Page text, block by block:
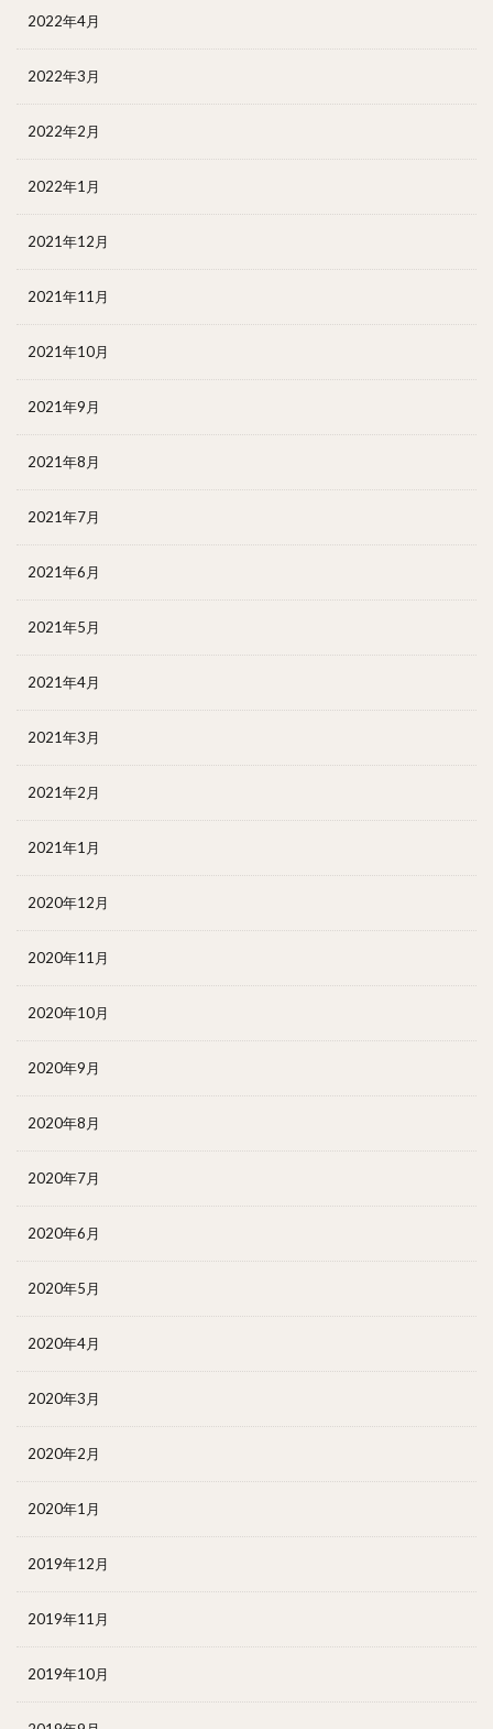
2022年4月
2022年3月
2022年2月
2022年1月
2021年12月
2021年11月
2021年10月
2021年9月
2021年8月
2021年7月
2021年6月
2021年5月
2021年4月
2021年3月
2021年2月
2021年1月
2020年12月
2020年11月
2020年10月
2020年9月
2020年8月
2020年7月
2020年6月
2020年5月
2020年4月
2020年3月
2020年2月
2020年1月
2019年12月
2019年11月
2019年10月